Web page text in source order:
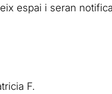
espai i seran
F.